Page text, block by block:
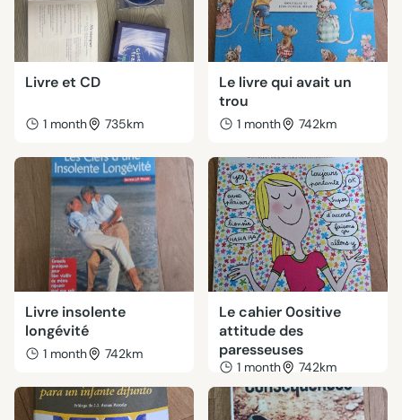
Livre et CD
1 month 735km
Le livre qui avait un
trou
1 month 742km
Livre insolente
longévité
1 month 742km
Le cahier 0ositive
attitude des
paresseuses
1 month 742km